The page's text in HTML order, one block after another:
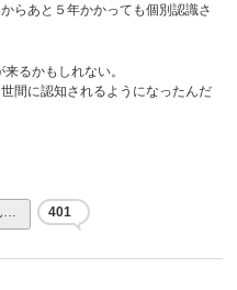
らあと５年かかっても個別認識さ
るかもしれない。
間に認知されるようになったんだ
… 401